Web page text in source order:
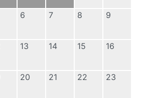
6 7 8 9
13 14 15 16
20 21 22 23